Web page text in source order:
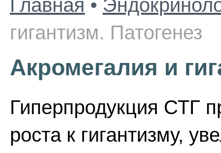
Главная •
гигантизм. Патогенез
Акромегалия и
Гиперпродукция СТГ
роста к гигантизму,